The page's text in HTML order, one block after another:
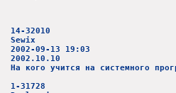
14-32010
Sewix
2002-09-13 19:03
2002.10.10
На кого учится на системного
1-31728